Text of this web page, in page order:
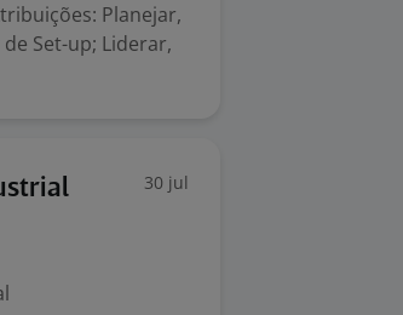
Planejar,
Set-up; Liderar,
30 jul